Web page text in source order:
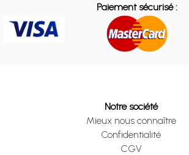
Paiement sécurisé :
Notre société
Mieux nous connaître
Confidentialité
CGV